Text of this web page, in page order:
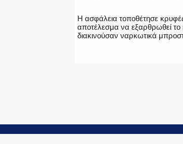
Η ασφάλεια τοποθέτησε
αποτέλεσμα να εξαρθρωθεί
διακινούσαν ναρκωτικά
© Copyright 2015-2024 -